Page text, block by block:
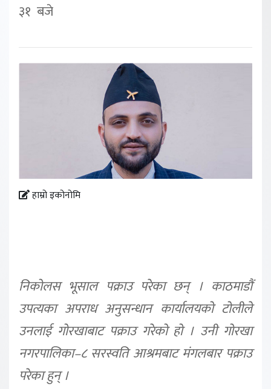
३१ बजे
हाम्रो इकोनोमि
निकोलस भूसाल पक्राउ परेका छन् । काठमाडौं
उपत्यका अपराध अनुसन्धान कार्यालयको टोलीले
उनलाई गोरखाबाट पक्राउ गरेको हो । उनी गोरखा
नगरपालिका–८ सरस्वति आश्रमबाट मंगलबार पक्राउ
परेका हुन् ।